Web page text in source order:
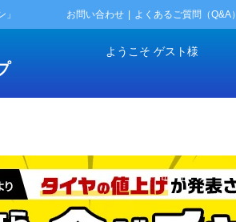
お問い合わせ よくあるご質問（Q&A）
ようこそ ゲスト様